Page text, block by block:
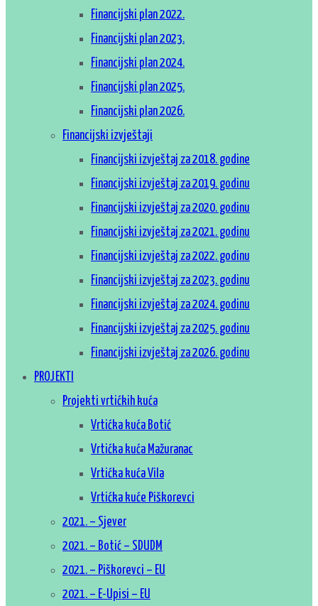
Financijski plan 2022.
Financijski plan 2023.
Financijski plan 2024.
Financijski plan 2025.
Financijski plan 2026.
Financijski izvještaji
Financijski izvještaj za 2018. godine
Financijski izvještaj za 2019. godinu
Financijski izvještaj za 2020. godinu
Financijski izvještaj za 2021. godinu
Financijski izvještaj za 2022. godinu
Financijski izvještaj za 2023. godinu
Financijski izvještaj za 2024. godinu
Financijski izvještaj za 2025. godinu
Financijski izvještaj za 2026. godinu
PROJEKTI
Projekti vrtićkih kuća
Vrtićka kuća Botić
Vrtićka kuća Mažuranac
Vrtićka kuća Vila
Vrtićka kuće Piškorevci
2021. – Sjever
2021. – Botić – SDUDM
2021. – Piškorevci – EU
2021. – E-Upisi – EU